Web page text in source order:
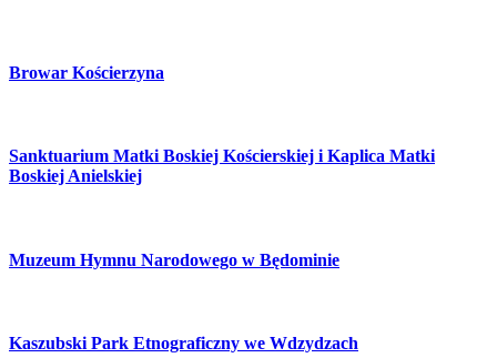
Browar Kościerzyna
Sanktuarium Matki Boskiej Kościerskiej i Kaplica Matki
Boskiej Anielskiej
Muzeum Hymnu Narodowego w Będominie
Kaszubski Park Etnograficzny we Wdzydzach